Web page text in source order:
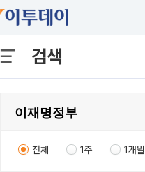
검색
전체 1주 1개월